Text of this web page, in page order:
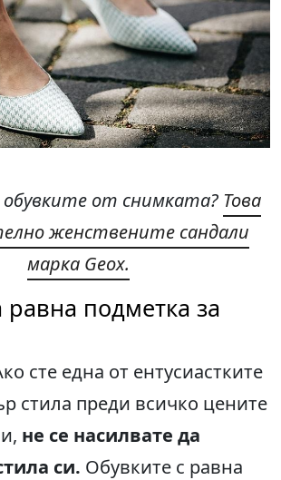
обувките от снимката? Това
женствените сандали
марка Geox.
подметка за
сте една от ентусиастките
стила преди всичко цените
не се насилвате да
си. Обувките с равна